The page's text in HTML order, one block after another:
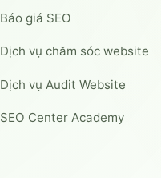
Báo giá SEO
Dịch vụ chăm sóc website
Dịch vụ Audit Website
SEO Center Academy